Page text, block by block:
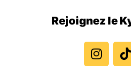
Rejoignez le
n
s
t
i
k
t